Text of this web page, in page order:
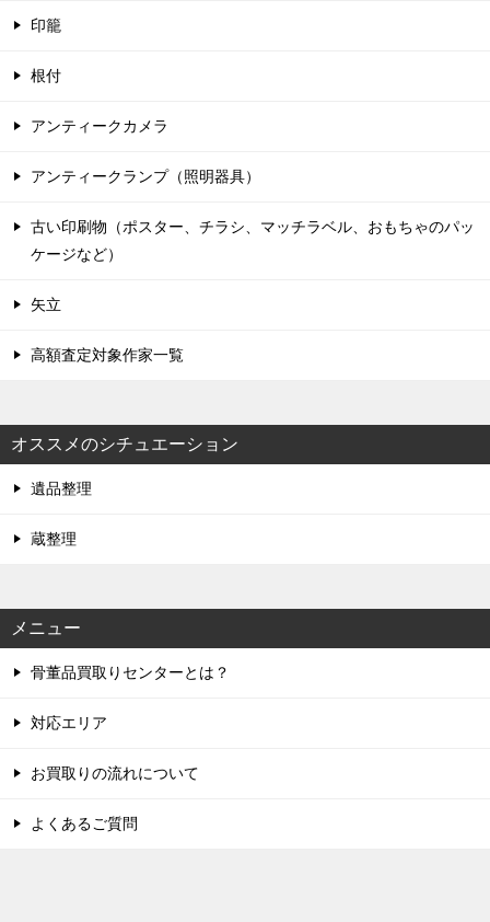
印籠
根付
アンティークカメラ
アンティークランプ（照明器具）
古い印刷物（ポスター、チラシ、マッチラベル、おもちゃのパッ
ケージなど）
矢立
高額査定対象作家一覧
オススメのシチュエーション
遺品整理
蔵整理
メニュー
骨董品買取りセンターとは？
対応エリア
お買取りの流れについて
よくあるご質問